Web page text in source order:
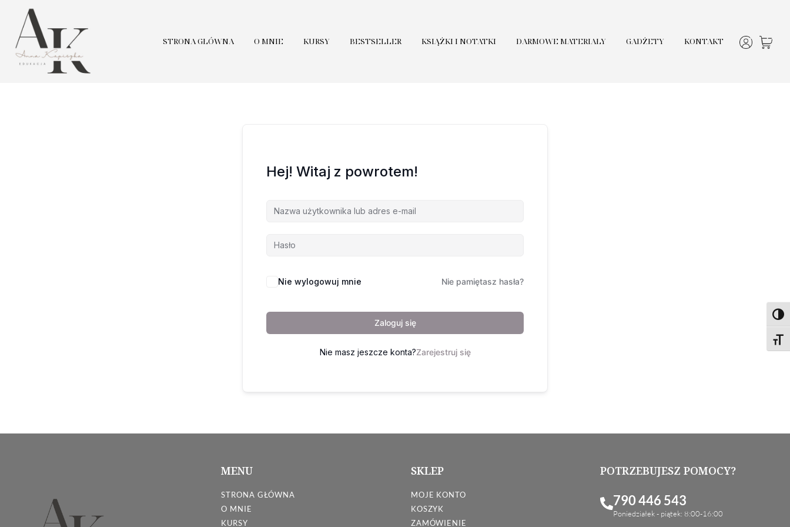
STRONA GŁÓWNA O MNIE KURSY BESTSELLER KSIĄŻKI I NOTATKI DARMOWE MATERIAŁY GADŻETY KONTAKT
Hej! Witaj z powrotem!
Nie wylogowuj mnie Nie pamiętasz hasła?
Zaloguj się
Nie masz jeszcze konta?Zarejestruj się
MENU
STRONA GŁÓWNA
O MNIE
KURSY
SKLEP
MOJE KONTO
KOSZYK
ZAMÓWIENIE
POTRZEBUJESZ POMOCY?
790 446 543
Poniedziałek - piątek: 8:00-16:00